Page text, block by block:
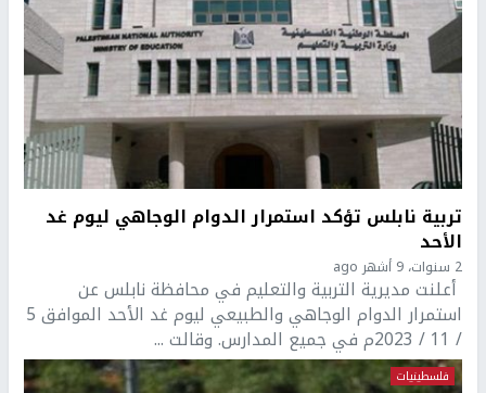
تربية نابلس تؤكد استمرار الدوام الوجاهي ليوم غد
الأحد
2 سنوات، 9 أشهر ago
أعلنت مديرية التربية والتعليم في محافظة نابلس عن
استمرار الدوام الوجاهي والطبيعي ليوم غد الأحد الموافق 5
/ 11 / 2023م في جميع المدارس. وقالت ...
فلسطينيات